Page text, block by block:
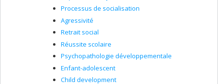
Processus de socialisation
Agressivité
Retrait social
Réussite scolaire
Psychopathologie développementale
Enfant-adolescent
Child development